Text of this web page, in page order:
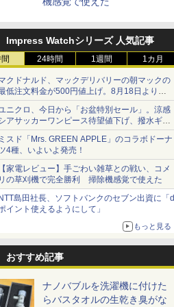
Impress Watchシリーズ 人気記事
24時間 1週間 1カ月
クドナルド、マックデリバリーの朝マックの
低注文料金が500円値上げ。8月18日より
円から受付
ニクロ、今日から「お盆特別セール」。涼感
アサッカーワンピース待望値下げ、撥水ギア
ョーツは1990円に
スド「Mrs. GREEN APPLE」のコラボドーナ
4種、いよいよ発売！
家電レビュー】手ごわい雑草との戦い、コメ
の草刈機で完全勝利 掃除機感覚で使えた
島田社長、ソフトバンクのセブン出資に「d
イント使えるようにして」
もっと見る
おすすめ記事
ナノバブルを洗濯機に付けた
らバスタオルの生乾き臭がな